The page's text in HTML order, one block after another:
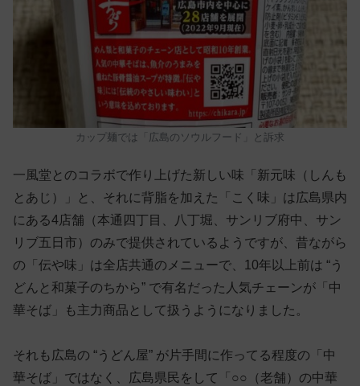
カップ麺では「広島のソウルフード」と訴求
一風堂とのコラボで作り上げた新しい味「新元味（しんも
とあじ）」と、それに背脂を加えた「こく味」は広島県内
にある4店舗（本通四丁目、八丁堀、サンリブ府中、サン
リブ五日市）のみで提供されているようですが、昔ながら
の「伝や味」は全店共通のメニューで、10年以上前は “う
どんと和菓子のちから” で有名だった人気チェーンが「中
華そば」も主力商品として扱うようになりました。
それも広島の “うどん屋” が片手間に作ってる程度の「中
華そば」ではなく、広島県民をして「○○（老舗）の中華